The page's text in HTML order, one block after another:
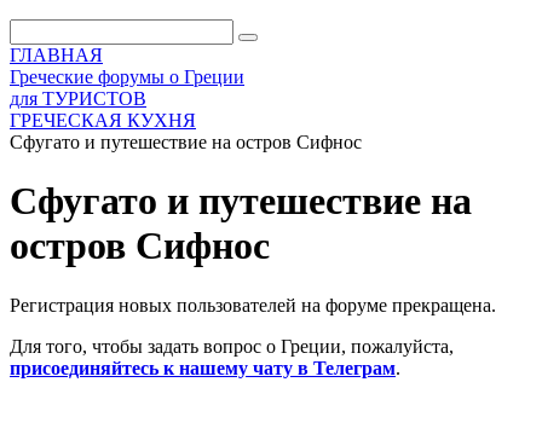
ГЛАВНАЯ
Греческие форумы о Греции
для ТУРИСТОВ
ГРЕЧЕСКАЯ КУХНЯ
Сфугато и путешествие на остров Сифнос
Сфугато и путешествие на
остров Сифнос
Регистрация новых пользователей на форуме прекращена.
Для того, чтобы задать вопрос о Греции, пожалуйста,
присоединяйтесь к нашему чату в Телеграм.